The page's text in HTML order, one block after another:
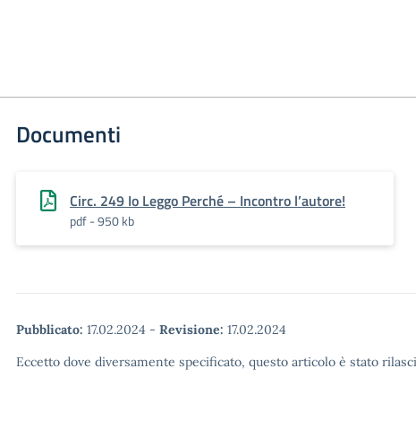
Documenti
Circ. 249 Io Leggo Perché – Incontro l’autore!
pdf - 950 kb
Pubblicato: 17.02.2024 - Revisione: 17.02.2024
Eccetto dove diversamente specificato, questo articolo è stato